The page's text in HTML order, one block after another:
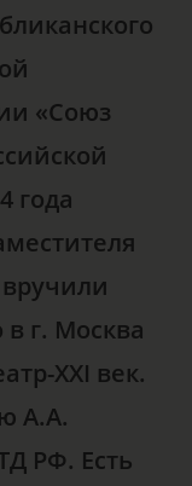
«Союз
года
вручили
г. Москва
XXI век.
А.А.
РФ. Есть